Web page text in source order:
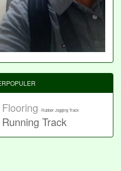
Rubber Jogging Track
Track